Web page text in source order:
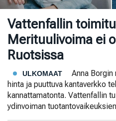
Vattenfallin
Merituulivoima ei
Ruotsissa
ULKOMAAT
Anna Borgin
hinta ja puuttuva kantaverkko
kannattamatonta. Vattenfallin
ydinvoiman